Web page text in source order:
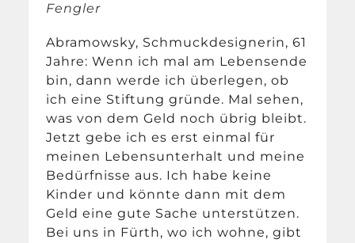
Fengler
Abramowsky, Schmuckdesignerin, 61
Jahre: Wenn ich mal am Lebensende
bin, dann werde ich überlegen, ob
ich eine Stiftung gründe. Mal sehen,
was von dem Geld noch übrig bleibt.
Jetzt gebe ich es erst einmal für
meinen Lebensunterhalt und meine
Bedürfnisse aus. Ich habe keine
Kinder und könnte dann mit dem
Geld eine gute Sache unterstützen.
Bei uns in Fürth, wo ich wohne, gibt